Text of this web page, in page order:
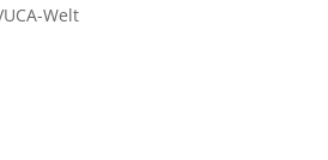
Welt